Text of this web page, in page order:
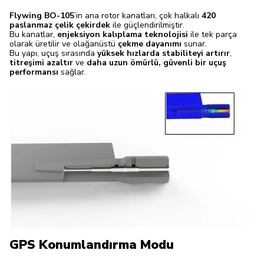
Flywing BO-105’in ana rotor kanatları, çok halkalı 420
paslanmaz çelik çekirdek ile güçlendirilmiştir.
Bu kanatlar, enjeksiyon kalıplama teknolojisi ile tek parça
olarak üretilir ve olağanüstü çekme dayanımı sunar.
Bu yapı, uçuş sırasında yüksek hızlarda stabiliteyi artırır,
titreşimi azaltır ve daha uzun ömürlü, güvenli bir uçuş
performansı sağlar.
GPS Konumlandırma Modu